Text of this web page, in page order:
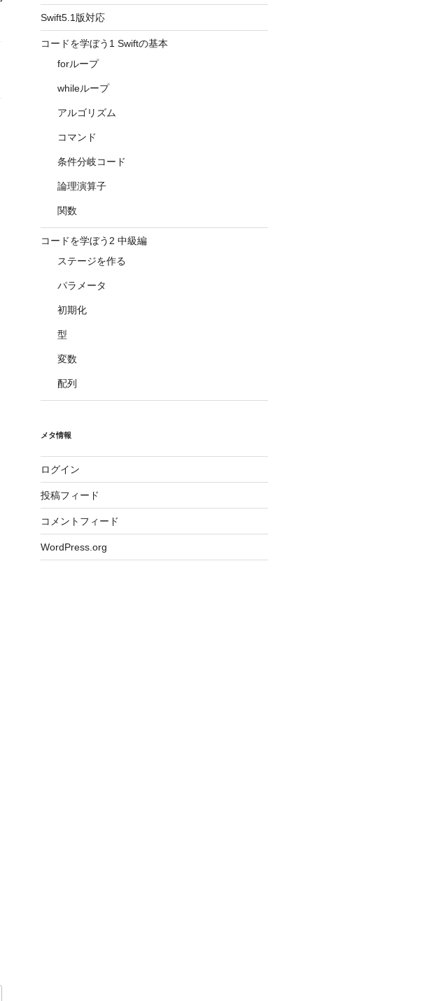
Swift5.1版対応
コードを学ぼう1 Swiftの基本
forループ
whileループ
アルゴリズム
コマンド
条件分岐コード
論理演算子
関数
コードを学ぼう2 中級編
ステージを作る
パラメータ
初期化
型
変数
配列
メタ情報
ログイン
投稿フィード
コメントフィード
WordPress.org